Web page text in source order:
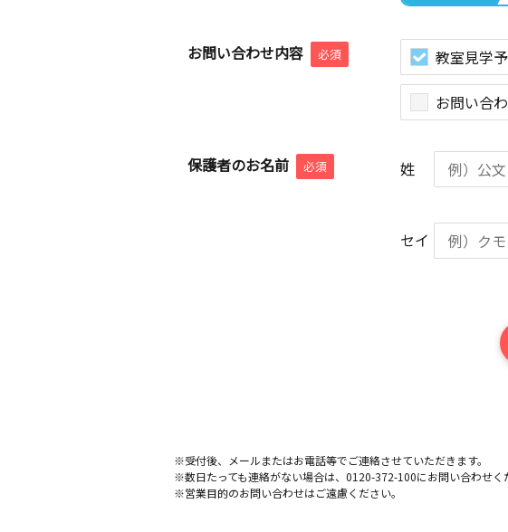
お問い合わせ内容 必須 教室見学
お問い合
保護者のお名前 必須 姓
セイ
※受付後、メールまたはお電話等でご連絡させていただきます。
※数日たっても連絡がない場合は、0120-372-100にお問い合わせく
※営業目的のお問い合わせはご遠慮ください。